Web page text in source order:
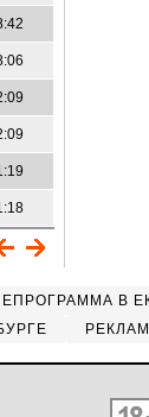
В